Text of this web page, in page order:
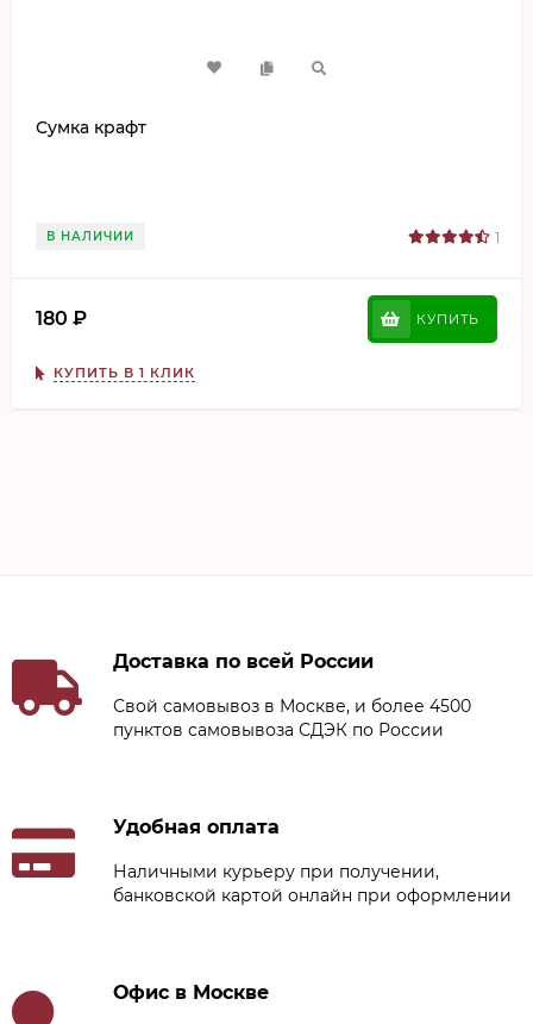
Сумка крафт
В НАЛИЧИИ 1
180 ₽ КУПИТЬ
КУПИТЬ В 1 КЛИК
Доставка по всей России
Свой самовывоз в Москве, и более 4500
пунктов самовывоза СДЭК по России
Удобная оплата
Наличными курьеру при получении,
банковской картой онлайн при оформлении
Офис в Москве